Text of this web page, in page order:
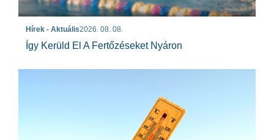
Hírek - Aktuális2026. 08. 08.
Így Kerüld El A Fertőzéseket Nyáron